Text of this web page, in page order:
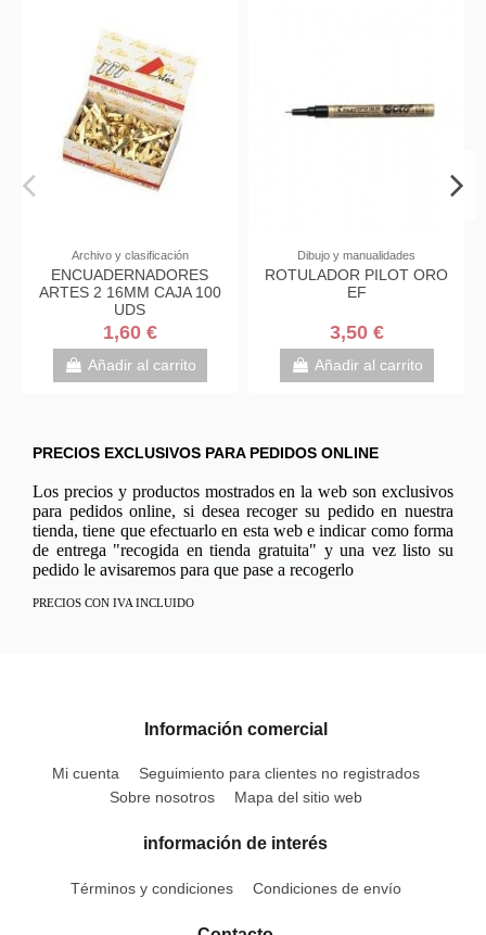
Archivo y clasificación
ENCUADERNADORES
ARTES 2 16MM CAJA 100
UDS
1,60 €
Añadir al carrito
Dibujo y manualidades
ROTULADOR PILOT ORO
EF
3,50 €
Añadir al carrito
PRECIOS EXCLUSIVOS PARA PEDIDOS ONLINE
Los precios y productos mostrados en la web son exclusivos
para pedidos online, si desea recoger su pedido en nuestra
tienda, tiene que efectuarlo en esta web e indicar como forma
de entrega "recogida en tienda gratuita" y una vez listo su
pedido le avisaremos para que pase a recogerlo
PRECIOS CON IVA INCLUIDO
Información comercial
Mi cuenta
Seguimiento para clientes no registrados
Sobre nosotros
Mapa del sitio web
información de interés
Términos y condiciones Condiciones de envío